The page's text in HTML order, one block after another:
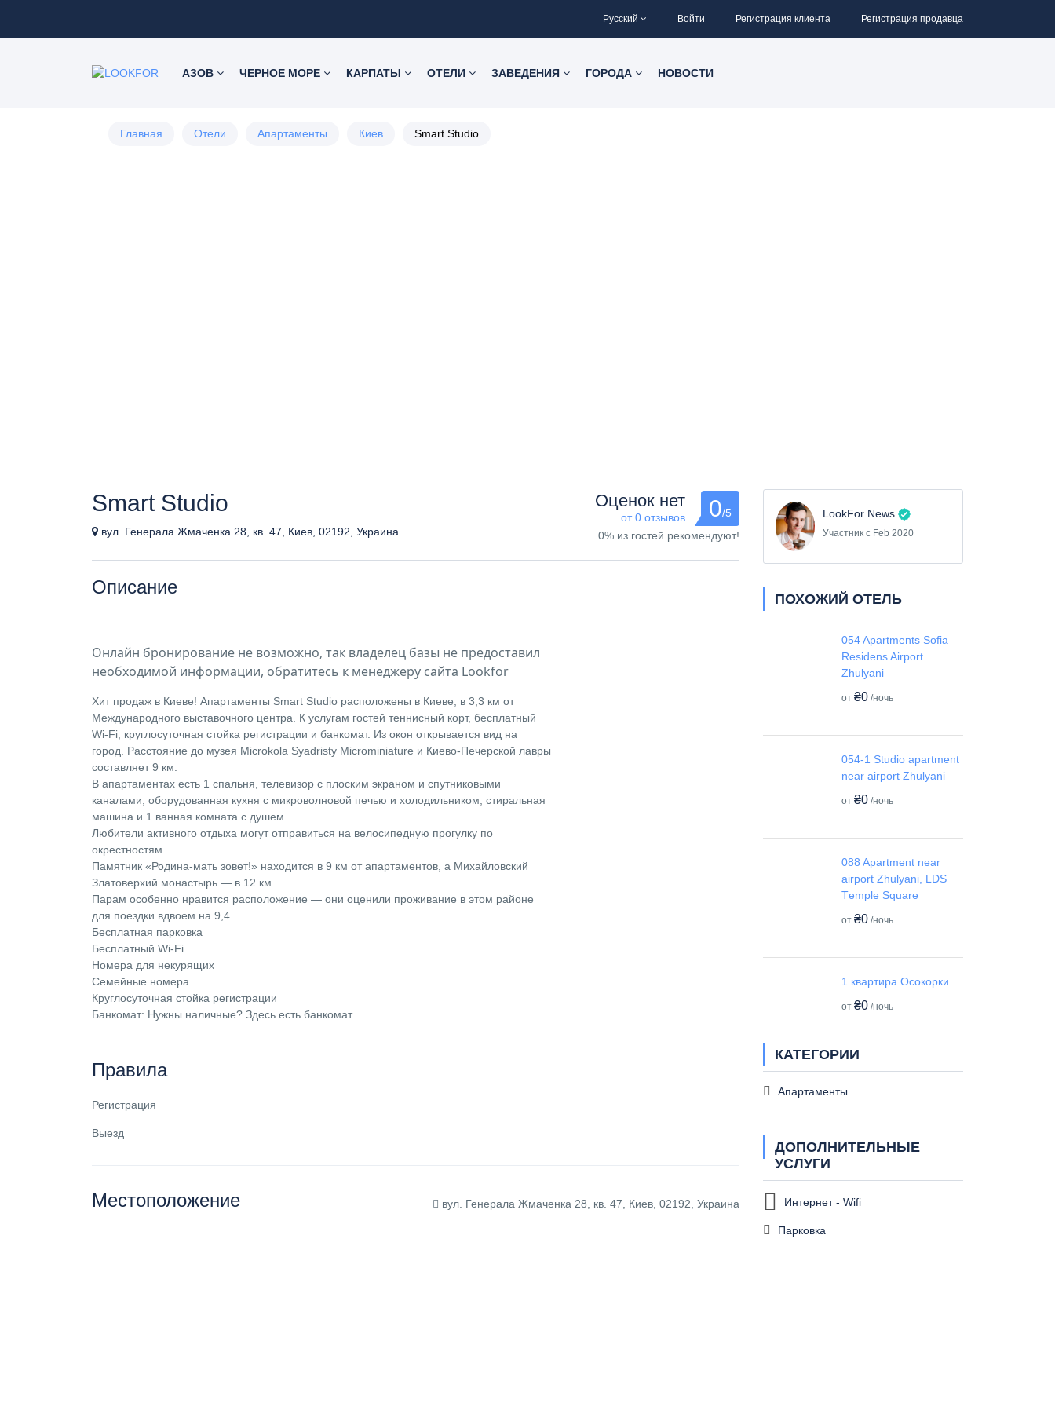
Русский Войти Регистрация клиента Регистрация продавца
АЗОВ ЧЕРНОЕ МОРЕ КАРПАТЫ ОТЕЛИ ЗАВЕДЕНИЯ ГОРОДА НОВОСТИ
Главная Отели Апартаменты Киев Smart Studio
Smart Studio
вул. Генерала Жмаченка 28, кв. 47, Киев, 02192, Украина
Оценок нет
от 0 отзывов 0/5
0% из гостей рекомендуют!
Описание
Онлайн бронирование не возможно, так владелец базы не предоставил
необходимой информации, обратитесь к менеджеру сайта Lookfor
Хит продаж в Киеве! Апартаменты Smart Studio расположены в Киеве, в 3,3 км от
Международного выставочного центра. К услугам гостей теннисный корт, бесплатный
Wi-Fi, круглосуточная стойка регистрации и банкомат. Из окон открывается вид на
город. Расстояние до музея Microkola Syadristy Microminiature и Киево-Печерской лавры
составляет 9 км.
В апартаментах есть 1 спальня, телевизор с плоским экраном и спутниковыми
каналами, оборудованная кухня с микроволновой печью и холодильником, стиральная
машина и 1 ванная комната с душем.
Любители активного отдыха могут отправиться на велосипедную прогулку по
окрестностям.
Памятник «Родина-мать зовет!» находится в 9 км от апартаментов, а Михайловский
Златоверхий монастырь — в 12 км.
Парам особенно нравится расположение — они оценили проживание в этом районе
для поездки вдвоем на 9,4.
Бесплатная парковка
Бесплатный Wi-Fi
Номера для некурящих
Семейные номера
Круглосуточная стойка регистрации
Банкомат: Нужны наличные? Здесь есть банкомат.
Правила
Регистрация
Выезд
Местоположение вул. Генерала Жмаченка 28, кв. 47, Киев, 02192, Украина
LookFor News
Участник с Feb 2020
ПОХОЖИЙ ОТЕЛЬ
054 Apartments Sofia
Residens Airport
Zhulyani
от ₴0 /ночь
054-1 Studio apartment
near airport Zhulyani
от ₴0 /ночь
088 Apartment near
airport Zhulyani, LDS
Tеmple Square
от ₴0 /ночь
1 квартира Осокорки
от ₴0 /ночь
КАТЕГОРИИ
Апартаменты
ДОПОЛНИТЕЛЬНЫЕ
УСЛУГИ
Интернет - Wifi
Парковка